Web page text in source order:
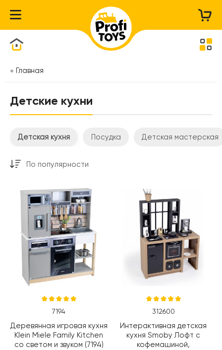
Главная
Детские кухни
Детская кухня Посудка Детская мастерская
7194
Деревянная игровая кухня
Klein Miele Family Kitchen
со светом и звуком (7194)
312600
Интерактивная детская
кухня Smoby Лофт с
кофемашиной,
Каталог товаров